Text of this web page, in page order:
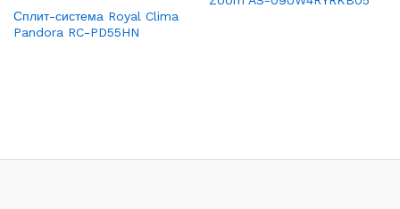
Сплит-система Royal Clima
Pandora RC-PD55HN